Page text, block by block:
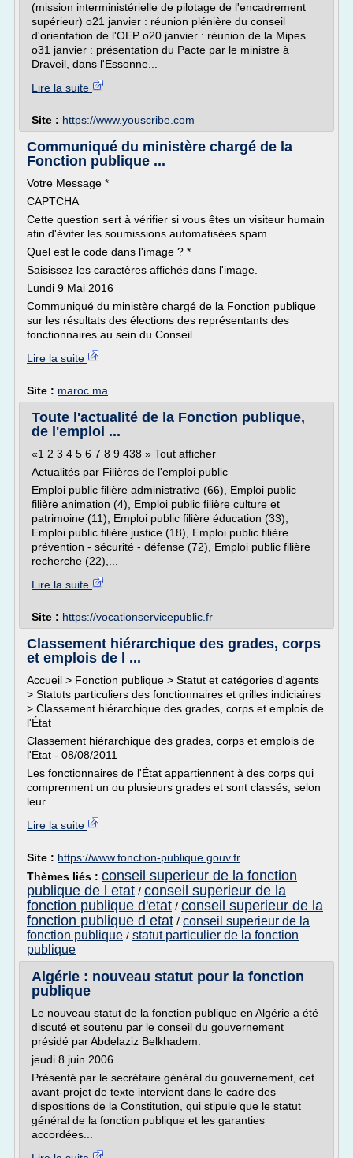
(mission interministérielle de pilotage de l'encadrement
supérieur) o21 janvier : réunion plénière du conseil
d'orientation de l'OEP o20 janvier : réunion de la Mipes
o31 janvier : présentation du Pacte par le ministre à
Draveil, dans l'Essonne...
Lire la suite
Site : https://www.youscribe.com
Communiqué du ministère chargé de la
Fonction publique ...
Votre Message *
CAPTCHA
Cette question sert à vérifier si vous êtes un visiteur humain
afin d'éviter les soumissions automatisées spam.
Quel est le code dans l'image ? *
Saisissez les caractères affichés dans l'image.
Lundi 9 Mai 2016
Communiqué du ministère chargé de la Fonction publique
sur les résultats des élections des représentants des
fonctionnaires au sein du Conseil...
Lire la suite
Site : maroc.ma
Toute l'actualité de la Fonction publique,
de l'emploi ...
«1 2 3 4 5 6 7 8 9 438 » Tout afficher
Actualités par Filières de l'emploi public
Emploi public filière administrative (66), Emploi public
filière animation (4), Emploi public filière culture et
patrimoine (11), Emploi public filière éducation (33),
Emploi public filière justice (18), Emploi public filière
prévention - sécurité - défense (72), Emploi public filière
recherche (22),...
Lire la suite
Site : https://vocationservicepublic.fr
Classement hiérarchique des grades, corps
et emplois de l ...
Accueil > Fonction publique > Statut et catégories d'agents
> Statuts particuliers des fonctionnaires et grilles indiciaires
> Classement hiérarchique des grades, corps et emplois de
l'État
Classement hiérarchique des grades, corps et emplois de
l'État - 08/08/2011
Les fonctionnaires de l'État appartiennent à des corps qui
comprennent un ou plusieurs grades et sont classés, selon
leur...
Lire la suite
Site : https://www.fonction-publique.gouv.fr
Thèmes liés : conseil superieur de la fonction
publique de l etat / conseil superieur de la
fonction publique d'etat / conseil superieur de la
fonction publique d etat / conseil superieur de la
fonction publique / statut particulier de la fonction
publique
Algérie : nouveau statut pour la fonction
publique
Le nouveau statut de la fonction publique en Algérie a été
discuté et soutenu par le conseil du gouvernement
présidé par Abdelaziz Belkhadem.
jeudi 8 juin 2006.
Présenté par le secrétaire général du gouvernement, cet
avant-projet de texte intervient dans le cadre des
dispositions de la Constitution, qui stipule que le statut
général de la fonction publique et les garanties
accordées...